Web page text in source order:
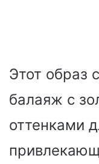
Этот образ
балаяж с
оттенками